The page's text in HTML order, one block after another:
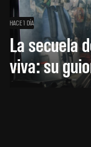
HACE 1 DÍA
La secuela
viva: su